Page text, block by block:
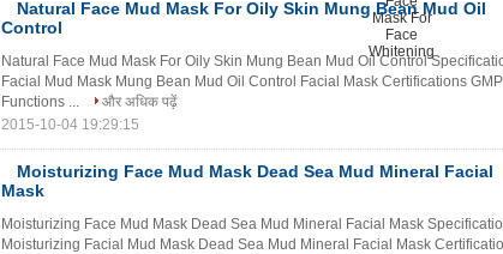
Natural Face Mud Mask For Oily Skin Mung Bean Mud Oil
Control
Natural Face Mud Mask For Oily Skin Mung Bean Mud Oil Control
Facial Mud Mask Mung Bean Mud Oil Control Facial Mask Certifications
Functions ...
और अधिक पढ़ें
2015-10-04 19:29:15
Moisturizing Face Mud Mask Dead Sea Mud Mineral Facial
Mask
Moisturizing Face Mud Mask Dead Sea Mud Mineral Facial Mask
Moisturizing Facial Mud Mask Dead Sea Mud Mineral Facial Mask